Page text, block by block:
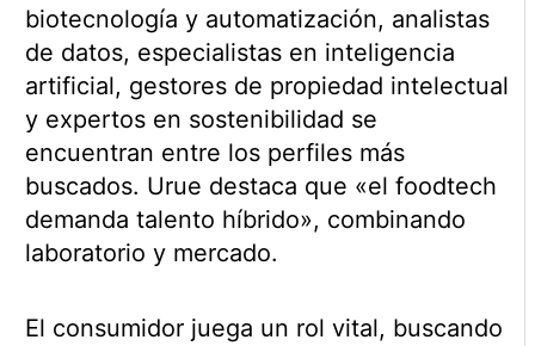
biotecnología y automatización, analistas
de datos, especialistas en inteligencia
artificial, gestores de propiedad intelectual
y expertos en sostenibilidad se
encuentran entre los perfiles más
buscados. Urue destaca que «el foodtech
demanda talento híbrido», combinando
laboratorio y mercado.
El consumidor juega un rol vital, buscando